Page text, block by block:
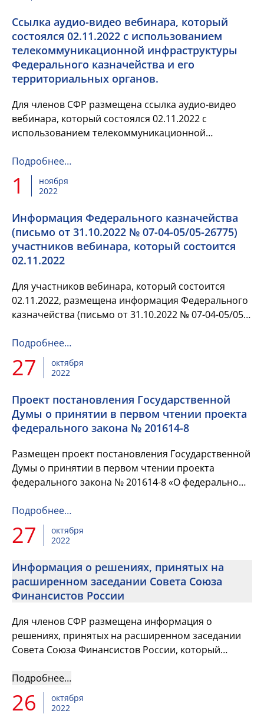
Ссылка аудио-видео вебинара, который
состоялся 02.11.2022 с использованием
телекоммуникационной инфраструктуры
Федерального казначейства и его
территориальных органов.
Для членов СФР размещена ссылка аудио-видео
вебинара, который состоялся 02.11.2022 с
использованием телекоммуникационной
территориальных органов.
Подробнее…
1
ноября
2022
Информация Федерального казначейства
(письмо от 31.10.2022 № 07-04-05/05-26775)
участников вебинара, который состоится
02.11.2022
Для участников вебинара, который состоится
02.11.2022, размещена информация Федерального
казначейства (письмо от 31.10.2022 № 07-04-05/05-
Федерально...
Подробнее…
27
октября
2022
Проект постановления Государственной
Думы о принятии в первом чтении проекта
федерального закона № 201614-8
Размещен проект постановления Государственной
Думы о принятии в первом чтении проекта
федерального закона № 201614-8 «О федеральном
2025 годов» и об осн...
Подробнее…
27
октября
2022
Информация о решениях, принятых на
расширенном заседании Совета Союза
Финансистов России
Для членов СФР размещена информация о
решениях, принятых на расширенном заседании
Совета Союза Финансистов России, который
Подробнее…
26
октября
2022